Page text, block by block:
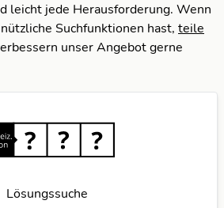
leicht jede Herausforderung. Wenn
Suchfunktionen hast, teile
unser Angebot gerne
Lösungssuche